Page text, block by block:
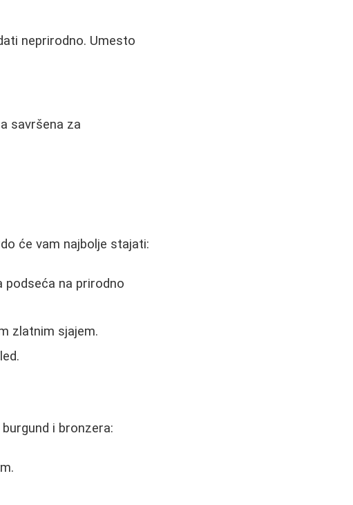
neprirodno. Umesto
savršena za
će vam najbolje stajati:
podseća na prirodno
zlatnim sjajem.
i bronzera: